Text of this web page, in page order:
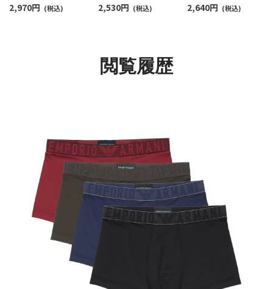
ツ 【S/M/L】 前閉じ EU
2,970円 (税込)
ファイバー ボクサーパ
2,530円 (税込)
ボクサーパンツ 前閉
2,640円 (税込)
閲覧履歴